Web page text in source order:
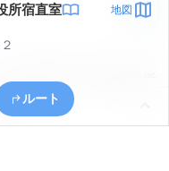
所宿直室 地図
ルート
福岡県北九州市小倉南区湯川新町３丁目１５